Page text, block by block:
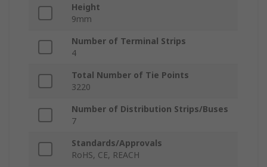
Height
9mm
Number of Terminal Strips
4
Total Number of Tie Points
3220
Number of Distribution Strips/Buses
7
Standards/Approvals
RoHS, CE, REACH